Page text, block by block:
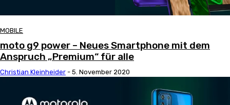
MOBILE
moto g9 power – Neues Smartphone mit dem
Anspruch „Premium“ für alle
Christian Kleinheider - 5. November 2020